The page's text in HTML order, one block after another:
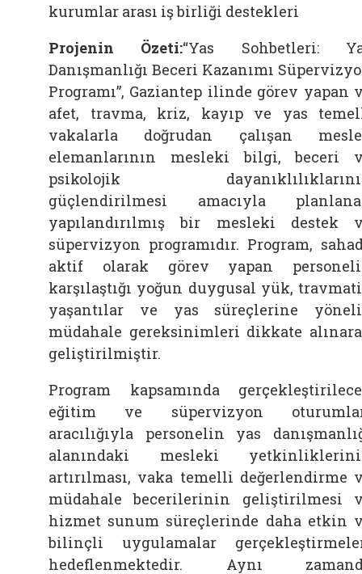
kurumlar arası iş birliği destekleri
Projenin Özeti:“Yas Sohbetleri:
Danışmanlığı Beceri Kazanımı
Programı”, Gaziantep ilinde görev yapan
afet, travma, kriz, kayıp ve yas
vakalarla doğrudan çalışan
elemanlarının mesleki bilgi, beceri
psikolojik
güçlendirilmesi amacıyla
yapılandırılmış bir mesleki destek
süpervizyon programıdır. Program,
aktif olarak görev yapan
karşılaştığı yoğun duygusal yük,
yaşantılar ve yas süreçlerine
müdahale gereksinimleri dikkate
geliştirilmiştir.
Program kapsamında
eğitim ve süpervizyon
aracılığıyla personelin yas
alanındaki mesleki
artırılması, vaka temelli değerlendirme
müdahale becerilerinin geliştirilmesi
hizmet sunum süreçlerinde daha etkin
bilinçli uygulamalar
hedeflenmektedir. Aynı